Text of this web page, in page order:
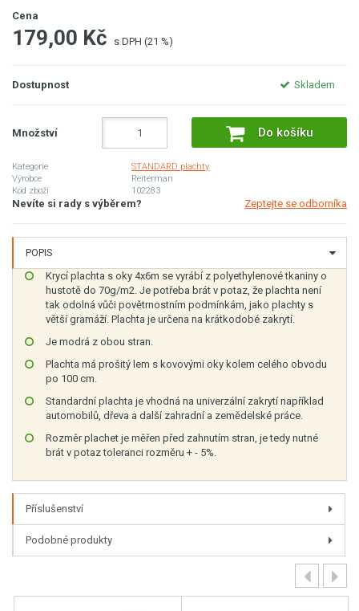
Cena
179,00 Kč s DPH (21 %)
Dostupnost Skladem
Množství Do košíku
Kategorie
STANDARD plachty
Výrobce
Reiterman
Kód zboží
102283
Nevíte si rady s výběrem? Zeptejte se odborníka
POPIS
Krycí plachta s oky 4x6m se vyrábí z polyethylenové tkaniny o
hustotě do 70g/m2. Je potřeba brát v potaz, že plachta není
tak odolná vůči povětrnostním podmínkám, jako plachty s
větší gramáží. Plachta je určena na krátkodobé zakrytí.
Je modrá z obou stran.
Plachta má prošitý lem s kovovými oky kolem celého obvodu
po 100 cm.
Standardní plachta je vhodná na univerzální zakrytí například
automobilů, dřeva a další zahradní a zemědelské práce.
Rozměr plachet je měřen před zahnutím stran, je tedy nutné
brát v potaz toleranci rozměru + - 5%.
Příslušenství
Podobné produkty